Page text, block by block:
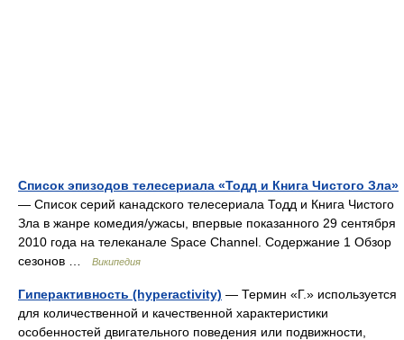
Список эпизодов телесериала «Тодд и Книга Чистого Зла»
— Список серий канадского телесериала Тодд и Книга Чистого
Зла в жанре комедия/ужасы, впервые показанного 29 сентября
2010 года на телеканале Space Channel. Содержание 1 Обзор
сезонов …
Википедия
Гиперактивность (hyperactivity) — Термин «Г.» используется
для количественной и качественной характеристики
особенностей двигательного поведения или подвижности,